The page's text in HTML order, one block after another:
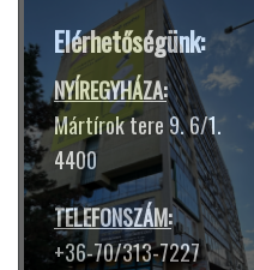
Elérhetőségünk:
NYÍREGYHÁZA:
Mártírok tere 9. 6/
4400
TELEFONSZÁM:
+36-70/313-7227
Terápiás
A hangtál
hangja és rezgése
kiszakadni a
sokszor
Jótékony hatással
harmóniát teremt
és testünkben.